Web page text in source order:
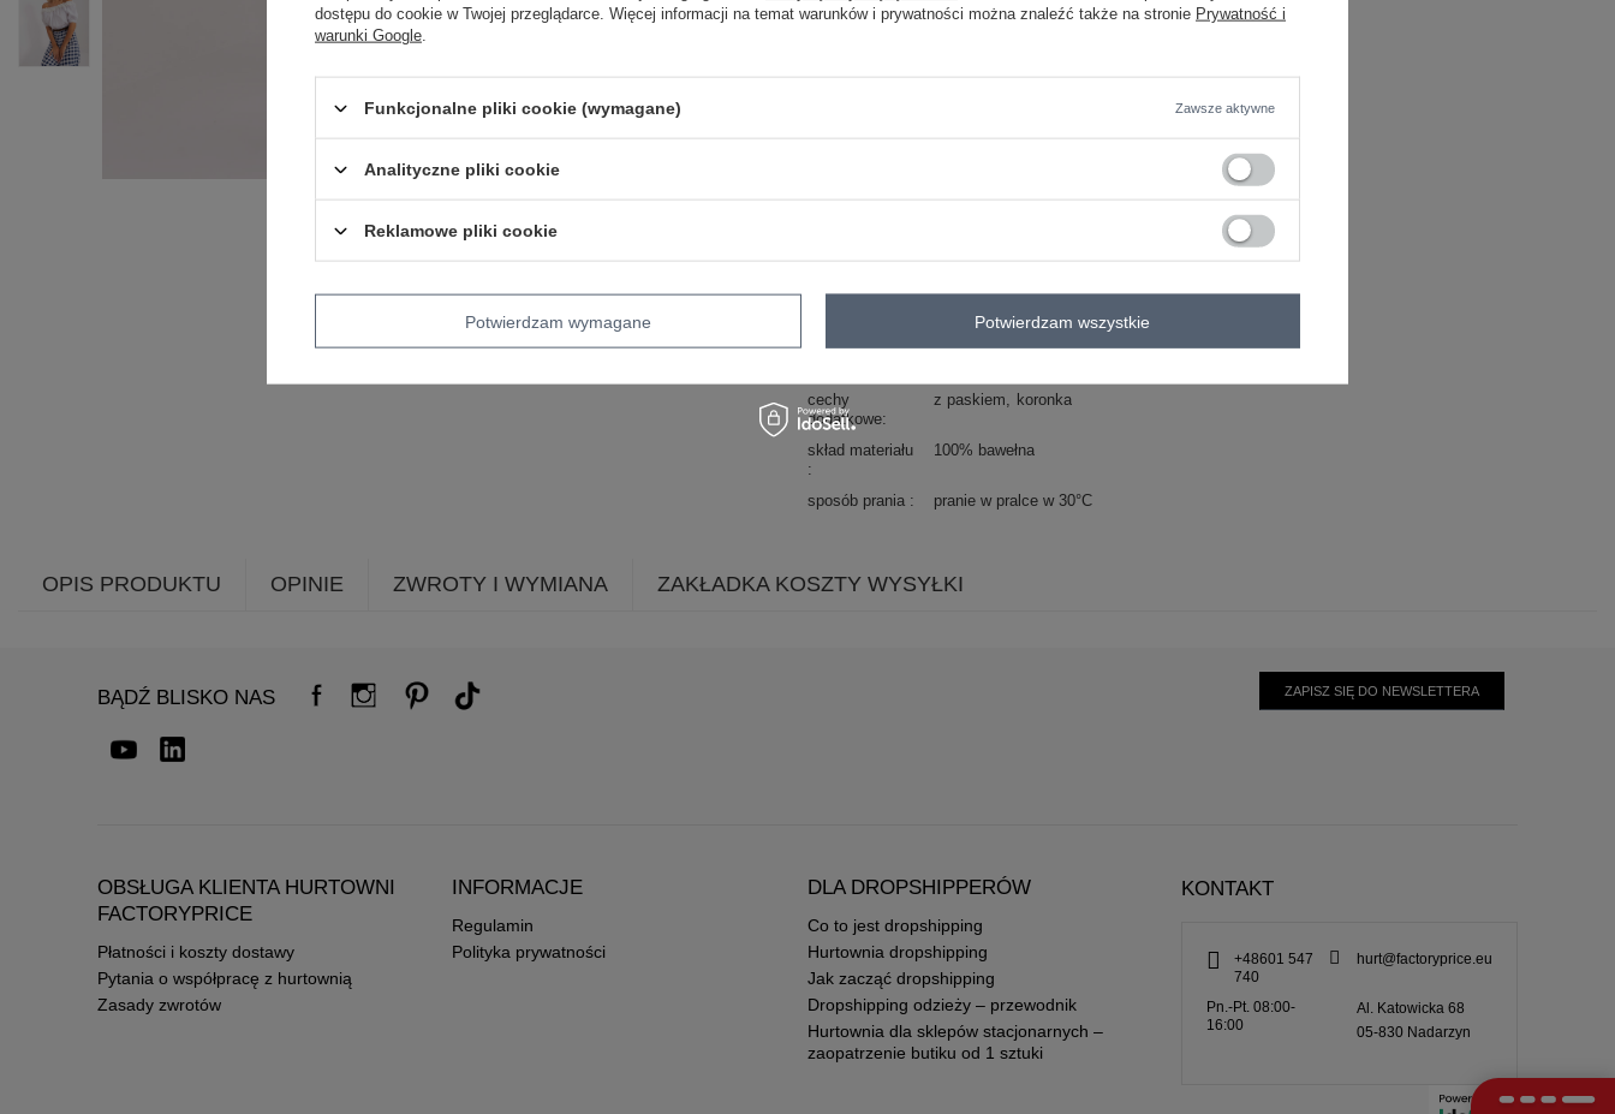
Kod produktu
LK-SK-506358.21P
cechy
dodatkowe
z paskiem koronka
skład materiału 100% bawełna
sposób prania pranie w pralce w 30°C
OPIS PRODUKTU OPINIE ZWROTY I WYMIANA ZAKŁADKA KOSZTY WYSYŁKI
BĄDŹ BLISKO NAS ZAPISZ SIĘ DO NEWSLETTERA
OBSŁUGA KLIENTA HURTOWNI
FACTORYPRICE
Płatności i koszty dostawy
Pytania o współpracę z hurtownią
Zasady zwrotów
INFORMACJE
Regulamin
Polityka prywatności
DLA DROPSHIPPERÓW
Co to jest dropshipping
Hurtownia dropshipping
Jak zacząć dropshipping
Dropshipping odzieży – przewodnik
Hurtownia dla sklepów stacjonarnych –
zaopatrzenie butiku od 1 sztuki
KONTAKT
+48601 547
740
hurt@factoryprice.eu
Pn.-Pt. 08:00-
16:00
Al. Katowicka 68
05-830 Nadarzyn
dostępu do cookie w Twojej przeglądarce. Więcej informacji na temat warunków i prywatności można znaleźć także na stronie Prywatność i
warunki Google
Funkcjonalne pliki cookie (wymagane) Zawsze aktywne
Analityczne pliki cookie
Reklamowe pliki cookie
Potwierdzam wymagane Potwierdzam wszystkie